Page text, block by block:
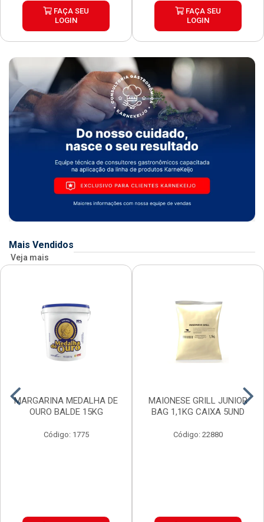
FAÇA SEU
LOGIN
FAÇA SEU
LOGIN
Mais Vendidos
Veja mais
MARGARINA MEDALHA DE
OURO BALDE 15KG
Código: 1775
MAIONESE GRILL JUNIOR
BAG 1,1KG CAIXA 5UND
Código: 22880